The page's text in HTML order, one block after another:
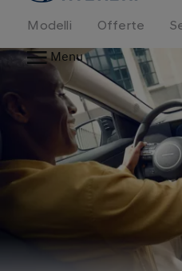
Modelli Offerte
Menu